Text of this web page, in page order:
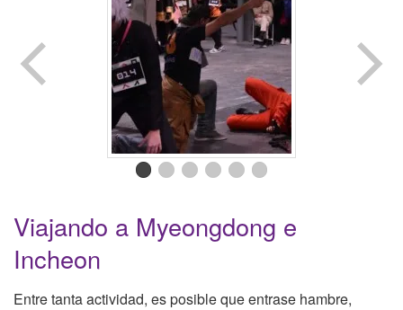
Viajando a Myeongdong e
Incheon
Entre tanta actividad, es posible que entrase hambre,